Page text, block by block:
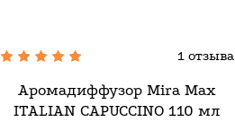
1 отзыва
Аромадиффузор Mira Max
ITALIAN CAPUCCINO 110 мл